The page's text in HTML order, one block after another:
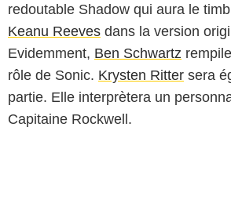
redoutable Shadow qui aura le
Keanu Reeves dans la version
Evidemment, Ben Schwartz
rôle de Sonic. Krysten Ritter sera
partie. Elle interprètera un
Capitaine Rockwell.